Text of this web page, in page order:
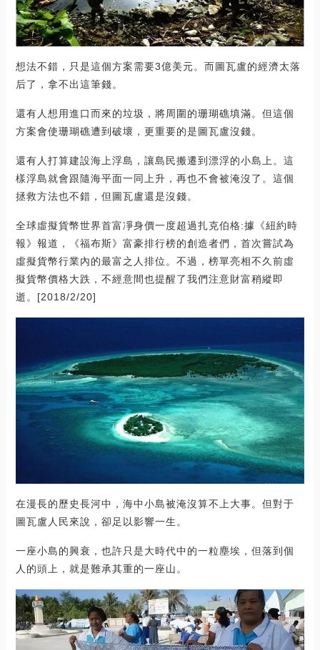
想法不錯，只是這個方案需要3億美元。而圖瓦盧的經濟太落
后了，拿不出這筆錢。
還有人想用進口而來的垃圾，將周圍的珊瑚礁填滿。但這個
方案會使珊瑚礁遭到破壞，更重要的是圖瓦盧沒錢。
還有人打算建設海上浮島，讓島民搬遷到漂浮的小島上。這
樣浮島就會跟隨海平面一同上升，再也不會被淹沒了。這個
拯救方法也不錯，但圖瓦盧還是沒錢。
全球虛擬貨幣世界首富凈身價一度超過扎克伯格:據《紐約時
報》報道，《福布斯》富豪排行榜的創造者們，首次嘗試為
虛擬貨幣行業內的最富之人排位。不過，榜單亮相不久前虛
擬貨幣價格大跌，不經意間也提醒了我們注意財富稍縱即
逝。[2018/2/20]
在漫長的歷史長河中，海中小島被淹沒算不上大事。但對于
圖瓦盧人民來說，卻足以影響一生。
一座小島的興衰，也許只是大時代中的一粒塵埃，但落到個
人的頭上，就是難承其重的一座山。